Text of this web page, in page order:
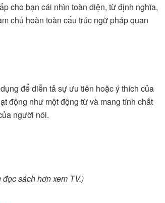
cho bạn cái nhìn toàn diện, từ định nghĩa,
chủ hoàn toàn cấu trúc ngữ pháp quan
để diễn tả sự ưu tiên hoặc ý thích của
động như một động từ và mang tính chất
người nói.
đọc sách hơn xem TV.)